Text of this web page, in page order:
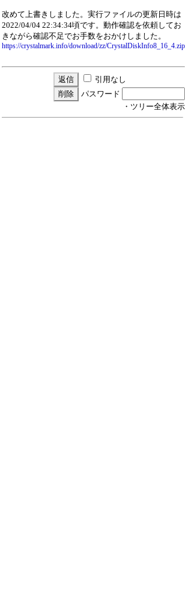
改めて上書きしました。実行ファイルの更新日時は
2022/04/04 22:34:34頃です。動作確認を依頼してお
きながら確認不足でお手数をおかけしました。
https://crystalmark.info/download/zz/CrystalDiskInfo8_16_4.zip
引用なし
パスワード
・ツリー全体表示